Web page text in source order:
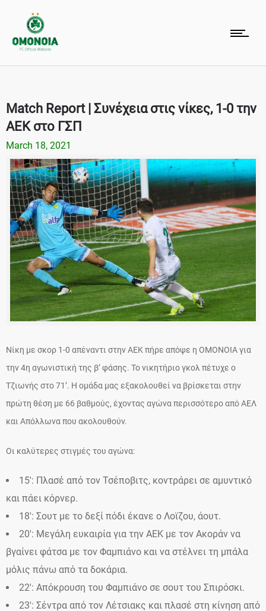
Match Report | Συνέχεια στις νίκες, 1-0 την
ΑΕΚ στο ΓΣΠ
March 18, 2021
Νίκη με σκορ 1-0 απέναντι στην ΑΕΚ πήρε απόψε η ΟΜΟΝΟΙΑ για
την 4η αγωνιστική της β’ φάσης. To νικητήριο γκολ πέτυχε ο
Τζιωνής στο 71’. Η ομάδα μας εξακολουθεί να βρίσκεται στην
πρώτη θέση με 66 βαθμούς, έχοντας αγώνα περισσότερο από ΑΕΛ
και Απόλλωνα που ακολουθούν.
Οι καλύτερες στιγμές του αγώνα:
15′: Πλασέ από τον Τσέποβιτς, κοντράρει σε αμυντικό
και πάει κόρνερ.
18′: Σουτ με το δεξί πόδι έκανε ο Λοϊζου, άουτ.
20′: Μεγάλη ευκαιρία για την ΑΕΚ με τον Ακοράν να
βγαίνει φάτσα με τον Φαμπιάνο και να στέλνει τη μπάλα
μόλις πάνω από τα δοκάρια.
22′: Aπόκρουση του Φαμπιάνο σε σουτ του Σπιρόσκι.
23′: Σέντρα από τον Λέτσιακς και πλασέ στη κίνηση από